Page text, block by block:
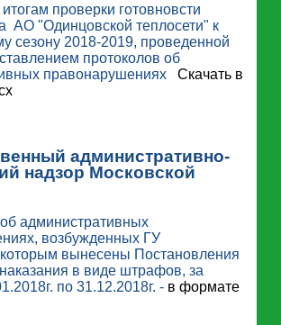
проверки готовновсти
АО "Одинцовской теплосети" к
сезону 2018-2019, проведенной
протоколов об
правонарушениях Скачать в
административно-
надзор Московской
административных
возбужденных ГУ
вынесены Постановления
в виде штрафов, за
по 31.12.2018г. - в формате